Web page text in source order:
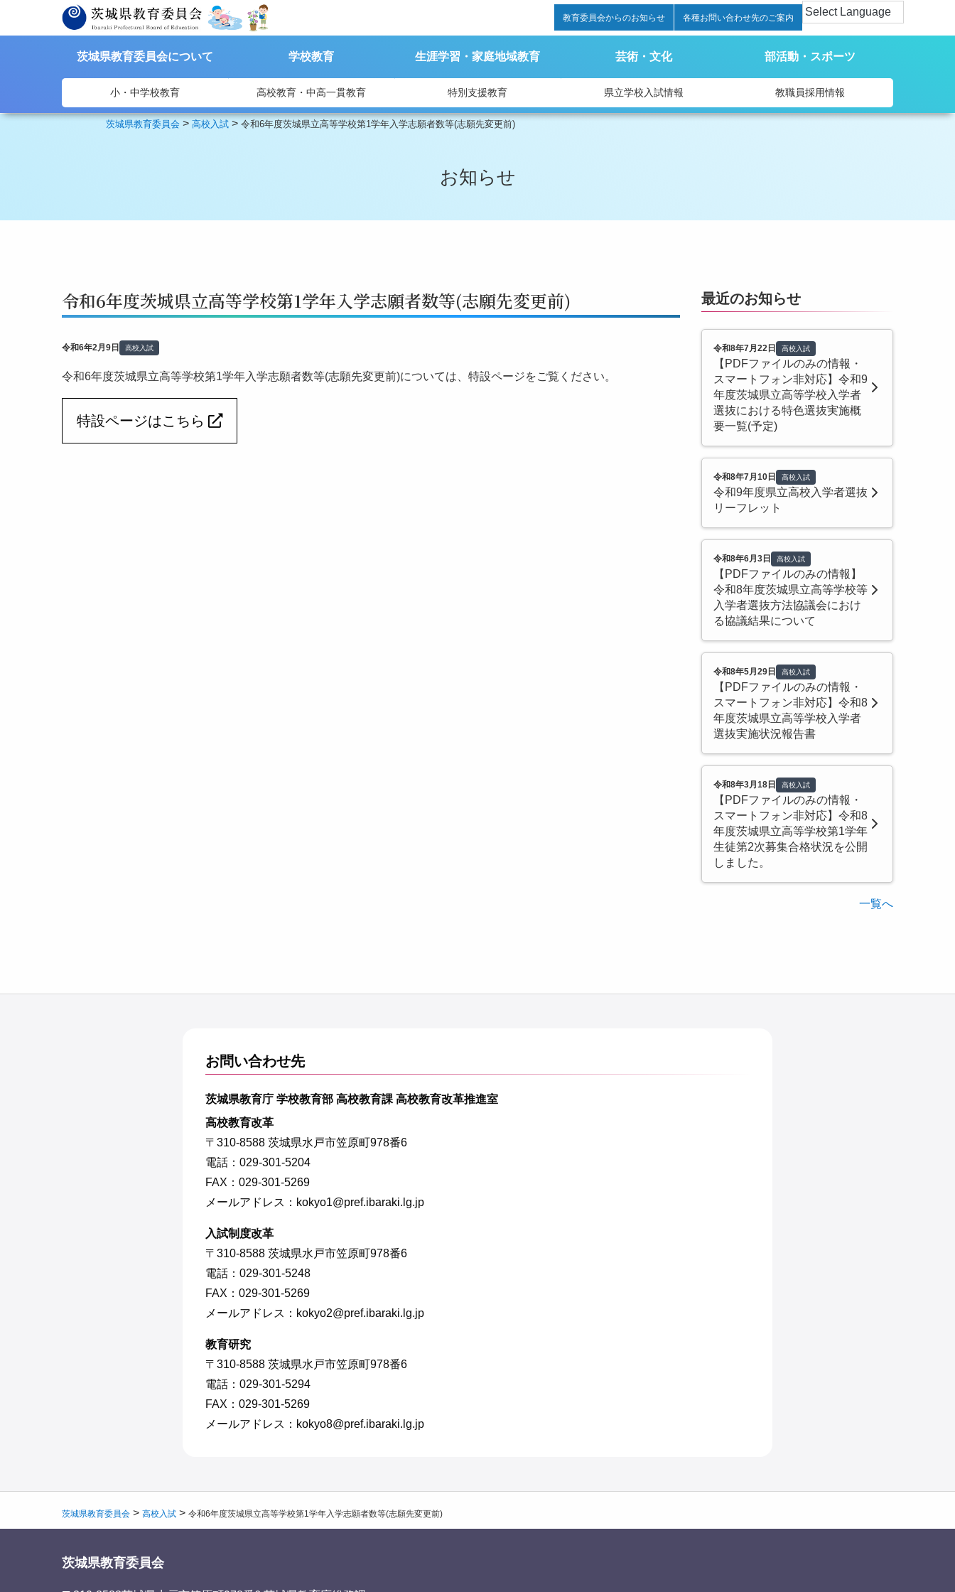
教育委員会からのお知らせ 各種お問い合わせ先のご案内
茨城県教育委員会について 学校教育 生涯学習・家庭地域教育 芸術・文化 部活動・スポーツ
小・中学校教育 高校教育・中高一貫教育 特別支援教育 県立学校入試情報 教職員採用情報
茨城県教育委員会 >高校入試 >令和6年度茨城県立高等学校第1学年入学志願者数等(志願先変更前)
お知らせ
令和6年度茨城県立高等学校第1学年入学志願者数等(志願先変更前)
令和6年2月9日 高校入試
令和6年度茨城県立高等学校第1学年入学志願者数等(志願先変更前)については、特設ページをご覧ください。
特設ページはこちら
最近のお知らせ
令和8年7月22日 高校入試
【PDFファイルのみの情報・
スマートフォン非対応】令和9
年度茨城県立高等学校入学者
選抜における特色選抜実施概
要一覧(予定)
令和8年7月10日 高校入試
令和9年度県立高校入学者選抜
リーフレット
令和8年6月3日 高校入試
【PDFファイルのみの情報】
令和8年度茨城県立高等学校等
入学者選抜方法協議会におけ
る協議結果について
令和8年5月29日 高校入試
【PDFファイルのみの情報・
スマートフォン非対応】令和8
年度茨城県立高等学校入学者
選抜実施状況報告書
令和8年3月18日 高校入試
【PDFファイルのみの情報・
スマートフォン非対応】令和8
年度茨城県立高等学校第1学年
生徒第2次募集合格状況を公開
しました。
一覧へ
お問い合わせ先
茨城県教育庁 学校教育部 高校教育課 高校教育改革推進室
高校教育改革
〒310-8588 茨城県水戸市笠原町978番6
電話：029-301-5204
FAX：029-301-5269
メールアドレス：kokyo1@pref.ibaraki.lg.jp
入試制度改革
〒310-8588 茨城県水戸市笠原町978番6
電話：029-301-5248
FAX：029-301-5269
メールアドレス：kokyo2@pref.ibaraki.lg.jp
教育研究
〒310-8588 茨城県水戸市笠原町978番6
電話：029-301-5294
FAX：029-301-5269
メールアドレス：kokyo8@pref.ibaraki.lg.jp
茨城県教育委員会 > 高校入試 > 令和6年度茨城県立高等学校第1学年入学志願者数等(志願先変更前)
茨城県教育委員会